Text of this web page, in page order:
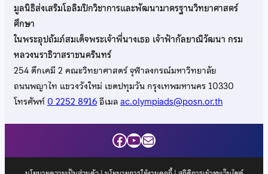
มูลนิธิส่งเสริมโอลิมปิกวิชาการและพัฒนามาตรฐานวิทยาศาสตร์
ศึกษา
ในพระอุปถัมภ์สมเด็จพระเจ้าพี่นางเธอ เจ้าฟ้ากัลยาณิวัฒนา กรม
หลวงนราธิวาสราชนครินทร์
254 ตึกเคมี 2 คณะวิทยาศาสตร์ จุฬาลงกรณ์มหาวิทยาลัย
ถนนพญาไท แขวงวังใหม่ เขตปทุมวัน กรุงเทพมหานคร 10330
โทรศัพท์0 2252 8916อีเมลac.olympiads@posn.or.th
Facebook
YouTube
Mail